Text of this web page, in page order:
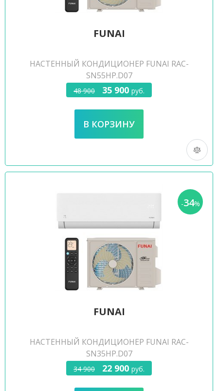
FUNAI
НАСТЕННЫЙ КОНДИЦИОНЕР FUNAI RAC-
SN55HP.D07
48 900 35 900 руб.
-34%
FUNAI
НАСТЕННЫЙ КОНДИЦИОНЕР FUNAI RAC-
SN35HP.D07
34 900 22 900 руб.